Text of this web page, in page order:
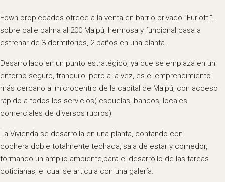
Fown propiedades ofrece a la venta en barrio privado ”Furlotti”,
sobre calle palma al 200 Maipú, hermosa y funcional casa a
estrenar de 3 dormitorios, 2 baños en una planta.
Desarrollado en un punto estratégico, ya que se emplaza en un
entorno seguro, tranquilo, pero a la vez, es el emprendimiento
más cercano al microcentro de la capital de Maipú, con acceso
rápido a todos los servicios( escuelas, bancos, locales
comerciales de diversos rubros)
La Vivienda se desarrolla en una planta, contando con
cochera doble totalmente techada, sala de estar y comedor,
formando un amplio ambiente,para el desarrollo de las tareas
cotidianas, el cual se articula con una galería.